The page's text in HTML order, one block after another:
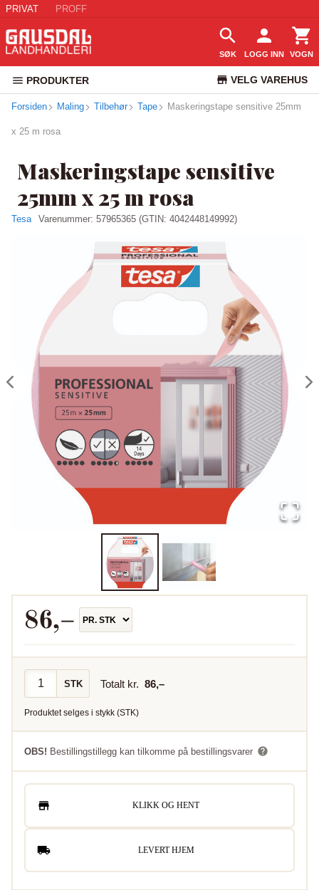
PRIVAT PROFF
SØK LOGG INN VOGN
PRODUKTER VELG VAREHUS
KUNDESERVICE
Forsiden Maling Tilbehør Tape Maskeringstape sensitive 25mm
x 25 m rosa
Maskeringstape sensitive
25mm x 25 m rosa
Tesa Varenummer: 57965365 (GTIN: 4042448149992)
86,–
STK Totalt kr. 86,–
Produktet selges i stykk (STK)
OBS! Bestillingstillegg kan tilkomme på bestillingsvarer
KLIKK OG HENT
LEVERT HJEM